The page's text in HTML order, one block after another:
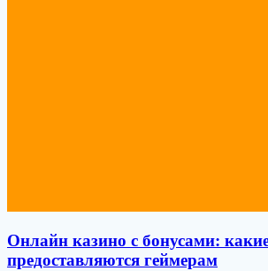
Онлайн казино с бонусами:
предоставляются геймерам